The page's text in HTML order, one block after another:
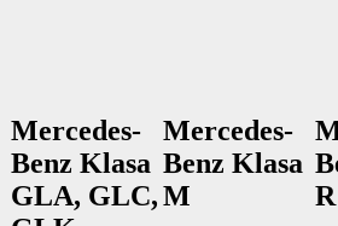
Mercedes-
Benz Klasa
GLA, GLC,
Mercedes-
Benz Klasa
M
R